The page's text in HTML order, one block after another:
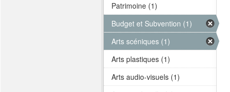
Patrimoine (1)
Budget et Subvention (1)
Arts scéniques (1)
Arts plastiques (1)
Arts audio-visuels (1)